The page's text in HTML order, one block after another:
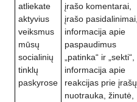
atliekate
aktyvius
veiksmus
mūsų
socialinių
tinklų
paskyrose
įrašo komentarai,
įrašo pasidalinimai,
informacija apie
paspaudimus
„patinka“ ir „sekti“,
informacija apie
reakcijas prie įrašų,
nuotrauka, žinutė,